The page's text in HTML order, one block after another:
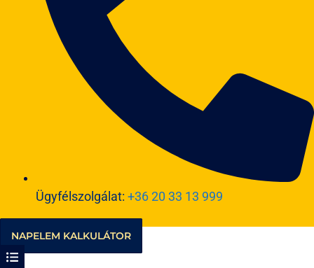
Ügyfélszolgálat: +36 20 33 13 999
NAPELEM KALKULÁTOR